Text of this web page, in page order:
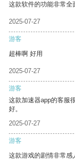
这款软件的功能非常全
2025-07-27
游客
超棒啊 好用
2025-07-27
游客
这款加速器app的客服
好。
2025-07-27
游客
这款游戏的剧情非常感